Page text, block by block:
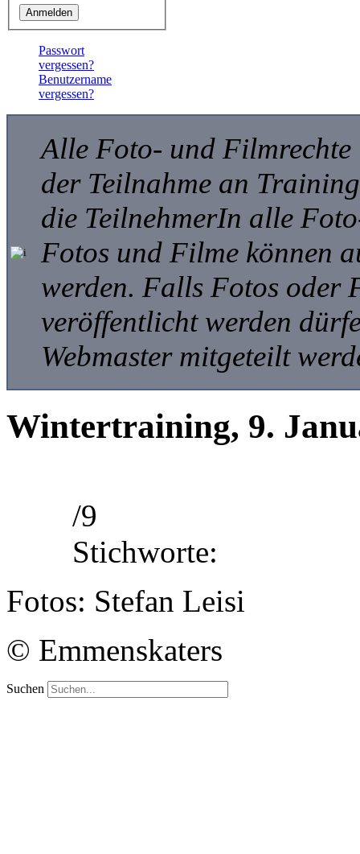
Passwort
vergessen?
Benutzername
vergessen?
Alle Foto- und Filmrechte
der Teilnahme an
die TeilnehmerIn alle
Fotos und Filme können
werden. Falls Fotos oder
veröffentlicht werden
Webmaster mitgeteilt
Wintertraining, 9.
/9
Stichworte:
Fotos: Stefan Leisi
© Emmenskaters
Suchen